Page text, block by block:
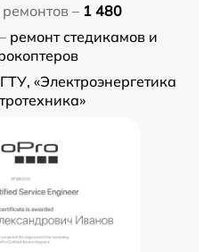
– 1 480
ремонт стедикамов и
«Электроэнергетика